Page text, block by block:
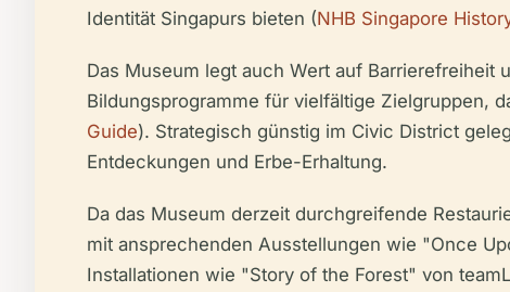
Identität Singapurs bieten (NHB Singapore
Das Museum legt auch Wert auf
Bildungsprogramme für vielfältige Zielgruppen,
Guide). Strategisch günstig im Civic District
Entdeckungen und Erbe-Erhaltung.
Da das Museum derzeit durchgreifende
mit ansprechenden Ausstellungen wie "Once
Installationen wie "Story of the Forest" von